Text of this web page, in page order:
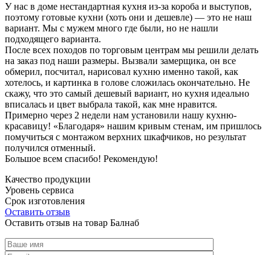
У нас в доме нестандартная кухня из-за короба и выступов,
поэтому готовые кухни (хоть они и дешевле) — это не наш
вариант. Мы с мужем много где были, но не нашли
подходящего варианта.
После всех походов по торговым центрам мы решили делать
на заказ под наши размеры. Вызвали замерщика, он все
обмерил, посчитал, нарисовал кухню именно такой, как
хотелось, и картинка в голове сложилась окончательно. Не
скажу, что это самый дешевый вариант, но кухня идеально
вписалась и цвет выбрала такой, как мне нравится.
Примерно через 2 недели нам установили нашу кухню-
красавицу! «Благодаря» нашим кривым стенам, им пришлось
помучиться с монтажом верхних шкафчиков, но результат
получился отменный.
Большое всем спасибо! Рекомендую!
Качество продукции
Уровень сервиса
Срок изготовления
Оставить отзыв
Оставить отзыв на товар Балнаб